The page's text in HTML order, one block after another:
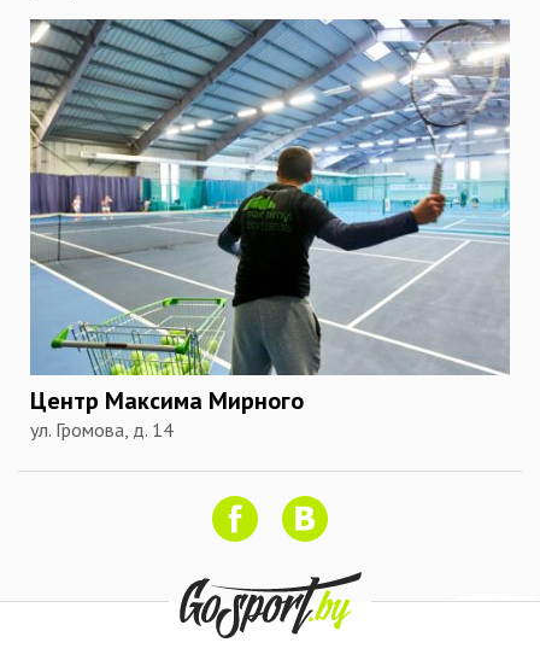
Центр Максима Мирного
ул. Громова, д. 14